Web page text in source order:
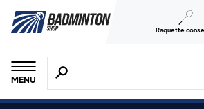
Raquette
MENU
Recherche de produits, de